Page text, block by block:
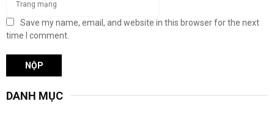
Save my name, email, and website in this browser for the next
time I comment.
DANH MỤC